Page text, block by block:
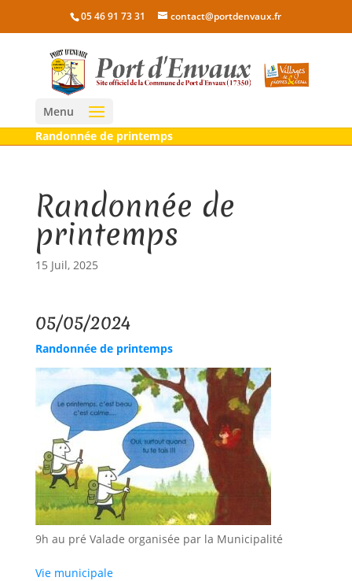
05 46 91 73 31 contact@portdenvaux.fr
Menu
Randonnée de printemps
Randonnée de
printemps
15 Juil, 2025
05/05/2024
Randonnée de printemps
9h au pré Valade organisée par la Municipalité
Vie municipale